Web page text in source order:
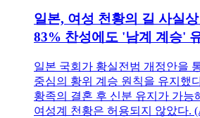
일본, 여성 천황의 길 사실
83% 찬성에도 '남계 계승'
일본 국회가 황실전범 개정안을
중심의 황위 계승 원칙을 유지했
황족의 결혼 후 신분 유지가 가능
여성계 천황은 허용되지 않았다.